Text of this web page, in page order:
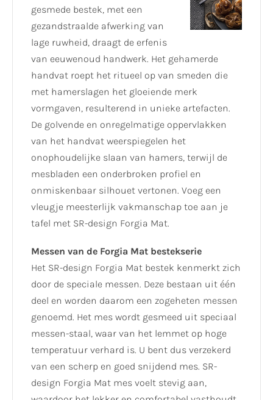
gesmede bestek, met een
gezandstraalde afwerking van
lage ruwheid, draagt de erfenis
van eeuwenoud handwerk. Het gehamerde
handvat roept het ritueel op van smeden die
met hamerslagen het gloeiende merk
vormgaven, resulterend in unieke artefacten.
De golvende en onregelmatige oppervlakken
van het handvat weerspiegelen het
onophoudelijke slaan van hamers, terwijl de
mesbladen een onderbroken profiel en
onmiskenbaar silhouet vertonen. Voeg een
vleugje meesterlijk vakmanschap toe aan je
tafel met SR-design Forgia Mat.
Messen van de Forgia Mat bestekserie
Het SR-design Forgia Mat bestek kenmerkt zich
door de speciale messen. Deze bestaan uit één
deel en worden daarom een zogeheten messen
genoemd. Het mes wordt gesmeed uit speciaal
messen-staal, waar van het lemmet op hoge
temperatuur verhard is. U bent dus verzekerd
van een scherp en goed snijdend mes. SR-
design Forgia Mat mes voelt stevig aan,